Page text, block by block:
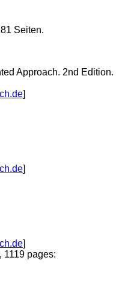
Seiten.
Approach. 2nd Edition.
]
]
]
1119 pages: